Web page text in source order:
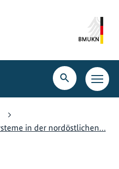
Suche
öffnen
in der nordöstlichen…